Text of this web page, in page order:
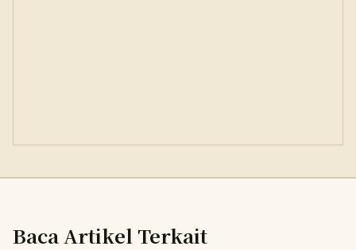
Baca Artikel Terkait